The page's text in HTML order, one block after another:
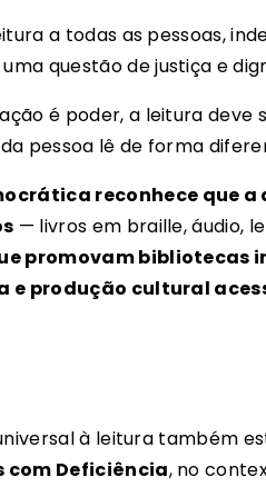
a todas as pessoas,
questão de justiça e
é poder, a leitura
pessoa lê de forma
reconhece que
— livros em braille, áudio,
promovam bibliotecas
e produção cultural
à leitura também
com Deficiência, no